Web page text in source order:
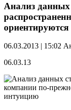
Анализ данных
06.03.2013 | 15:02
06.03.13